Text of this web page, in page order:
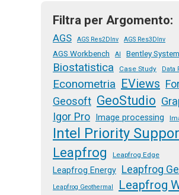
Filtra per Argomento:
AGS AGS Res2DInv AGS Res3DInv
AGS Workbench AI Bentley
Biostatistica Case Study Data
Econometria EViews
Geosoft GeoStudio
Igor Pro
Image processing
Intel Priority
Leapfrog Leapfrog Edge
Leapfrog Energy Leapfrog
Leapfrog Geothermal Leapfrog